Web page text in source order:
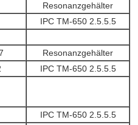
Resonanzgehälter
IPC TM-650 2.5.5.5
Resonanzgehälter
IPC TM-650 2.5.5.5
IPC TM-650 2.5.5.5